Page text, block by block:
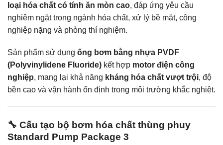
loại hóa chất có tính ăn mòn cao, đáp ứng yêu cầu
nghiêm ngặt trong ngành hóa chất, xử lý bề mặt, công
nghiệp nặng và phòng thí nghiệm.
Sản phẩm sử dụng ống bơm bằng nhựa PVDF
(Polyvinylidene Fluoride) kết hợp motor điện công
nghiệp, mang lại khả năng kháng hóa chất vượt trội, độ
bền cao và vận hành ổn định trong môi trường khắc nghiệt.
🔧 Cấu tạo bộ bơm hóa chất thùng phuy
Standard Pump Package 3